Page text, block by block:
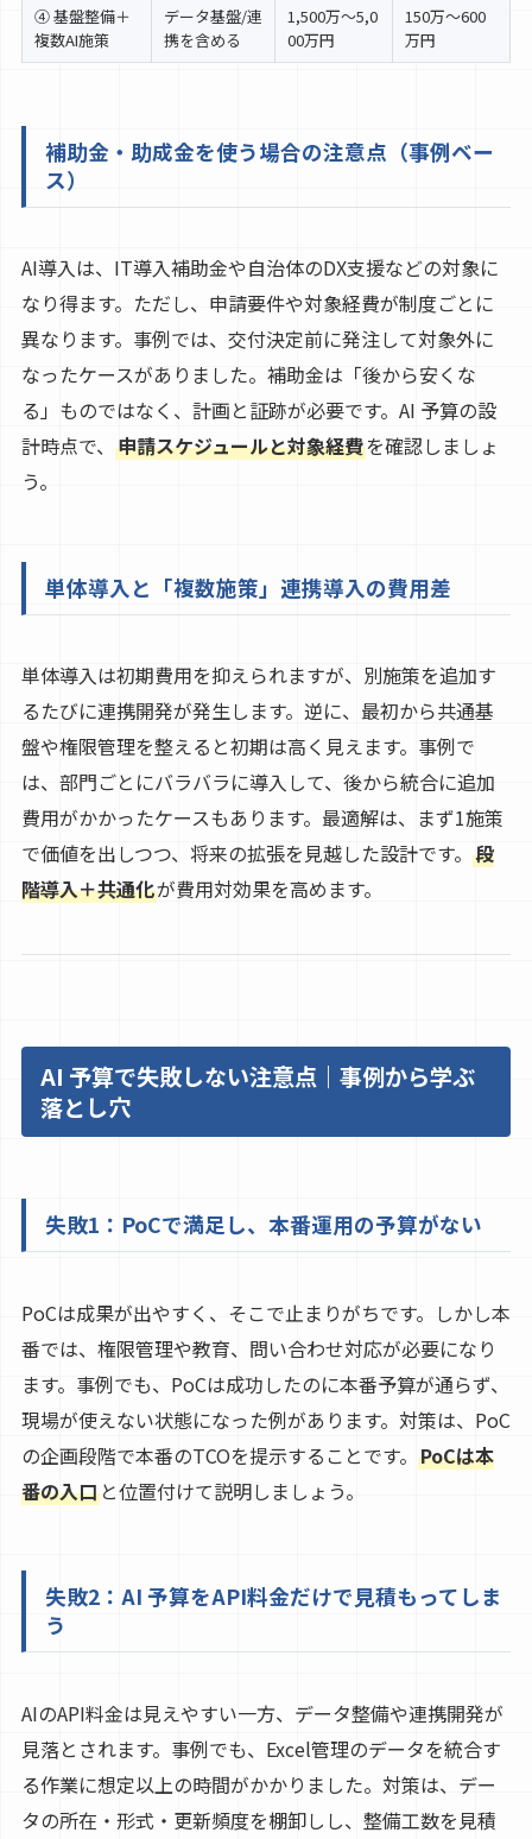
④ 基盤整備＋
複数AI施策
データ基盤/連
携を含める
1,500万〜5,0
00万円
150万〜600
万円
補助金・助成金を使う場合の注意点（事例ベー
ス）
AI導入は、IT導入補助金や自治体のDX支援などの対象に
なり得ます。ただし、申請要件や対象経費が制度ごとに
異なります。事例では、交付決定前に発注して対象外に
なったケースがありました。補助金は「後から安くな
る」ものではなく、計画と証跡が必要です。AI 予算の設
計時点で、 申請スケジュールと対象経費を確認しましょ
う。
単体導入と「複数施策」連携導入の費用差
単体導入は初期費用を抑えられますが、別施策を追加す
るたびに連携開発が発生します。逆に、最初から共通基
盤や権限管理を整えると初期は高く見えます。事例で
は、部門ごとにバラバラに導入して、後から統合に追加
費用がかかったケースもあります。最適解は、まず1施策
で価値を出しつつ、将来の拡張を見越した設計です。 段
階導入＋共通化が費用対効果を高めます。
AI 予算で失敗しない注意点｜事例から学ぶ
落とし穴
失敗1：PoCで満足し、本番運用の予算がない
PoCは成果が出やすく、そこで止まりがちです。しかし本
番では、権限管理や教育、問い合わせ対応が必要になり
ます。事例でも、PoCは成功したのに本番予算が通らず、
現場が使えない状態になった例があります。対策は、PoC
の企画段階で本番のTCOを提示することです。 PoCは本
番の入口と位置付けて説明しましょう。
失敗2：AI 予算をAPI料金だけで見積もってしま
う
AIのAPI料金は見えやすい一方、データ整備や連携開発が
見落とされます。事例でも、Excel管理のデータを統合す
る作業に想定以上の時間がかかりました。対策は、デー
タの所在・形式・更新頻度を棚卸しし、整備工数を見積